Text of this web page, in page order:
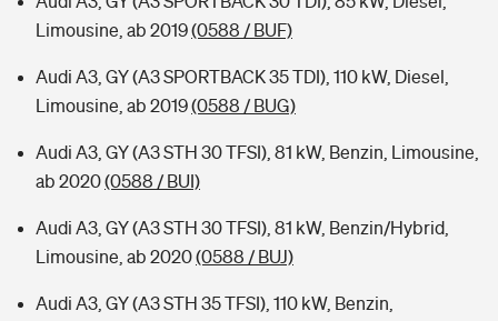
Limousine, ab 2019(0588 / BUF)
Audi A3, GY (A3 SPORTBACK 35 TDI), 110 kW, Diesel,
Limousine, ab 2019(0588 / BUG)
Audi A3, GY (A3 STH 30 TFSI), 81 kW, Benzin, Limousine,
ab 2020(0588 / BUI)
Audi A3, GY (A3 STH 30 TFSI), 81 kW, Benzin/Hybrid,
Limousine, ab 2020(0588 / BUJ)
Audi A3, GY (A3 STH 35 TFSI), 110 kW, Benzin,